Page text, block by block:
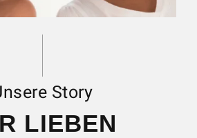
Story
LIEBEN